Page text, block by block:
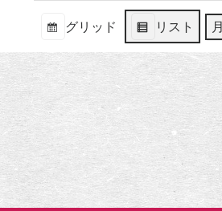
グリッド
表
示
リスト
表
示
月